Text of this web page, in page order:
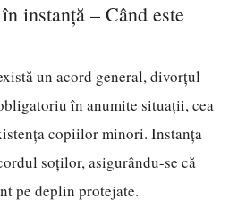
instanță – Când este
un acord general, divorțul
în anumite situații, cea
copiilor minori. Instanța
soților, asigurându-se că
pe deplin protejate.